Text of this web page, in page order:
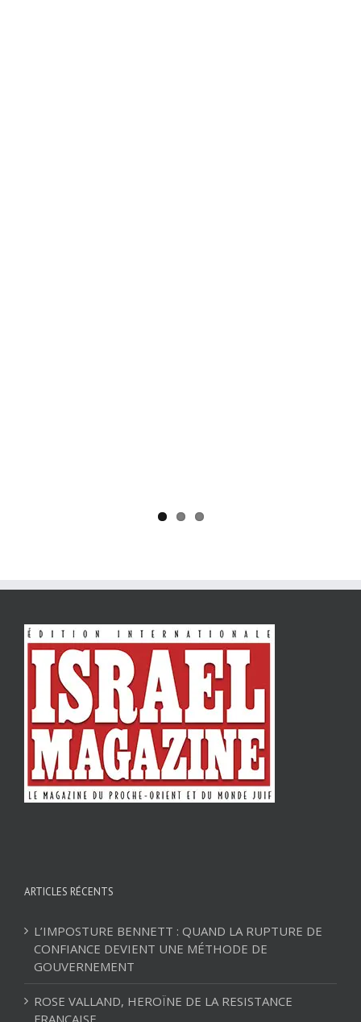
ARTICLES RÉCENTS
L’IMPOSTURE BENNETT : QUAND LA RUPTURE DE
CONFIANCE DEVIENT UNE MÉTHODE DE
GOUVERNEMENT
ROSE VALLAND, HEROÏNE DE LA RESISTANCE
FRANÇAISE